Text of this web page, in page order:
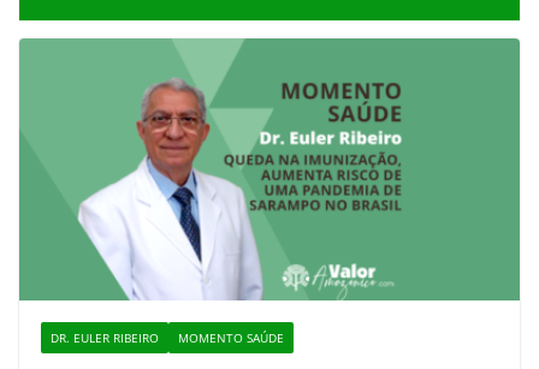
DR. EULER RIBEIRO MOMENTO SAÚDE